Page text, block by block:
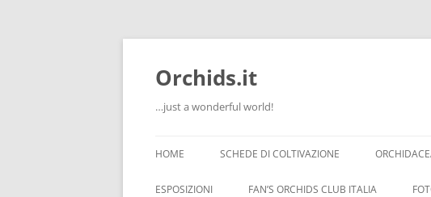
Orchids.it
…just a wonderful world!
HOME
INFO
SCHEDE DI COLTIVAZIONE
ESPOSIZIONI FAN’S ORCHIDS CLUB ITALIA